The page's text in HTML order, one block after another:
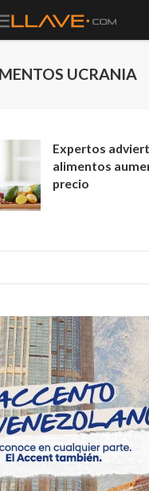
UCRANIA
Expertos
alimentos
precio